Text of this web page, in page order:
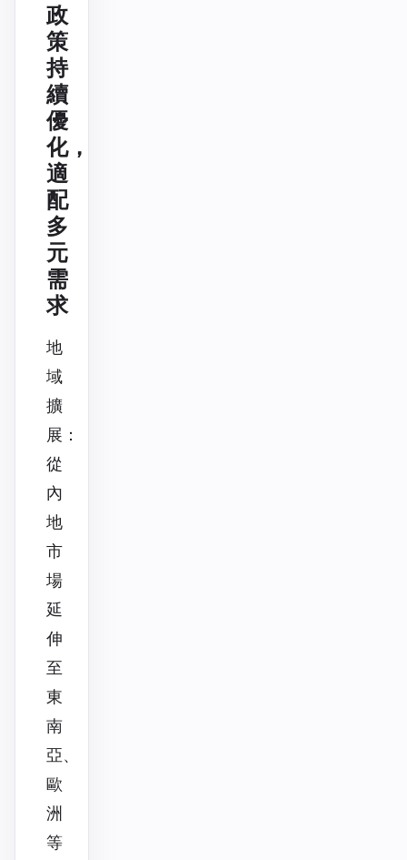
政
策
持
續
優
化，
適
配
多
元
需
求
地
域
擴
展：
從
內
地
市
場
延
伸
至
東
南
亞、
歐
洲
等